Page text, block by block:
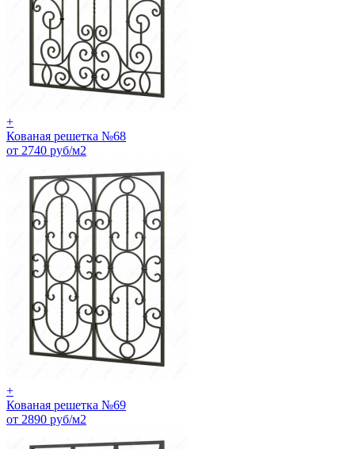
+
Кованая решетка №68
от 2740 руб/м2
+
Кованая решетка №69
от 2890 руб/м2